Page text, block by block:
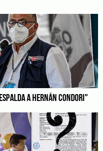
A HERNÁN CONDORI"